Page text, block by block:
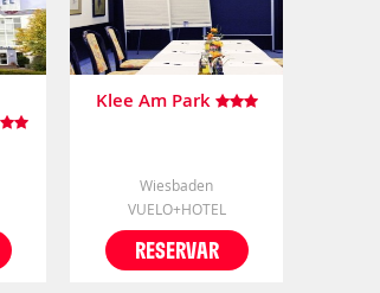
Klee Am Park
Wiesbaden
VUELO+HOTEL
RESERVAR